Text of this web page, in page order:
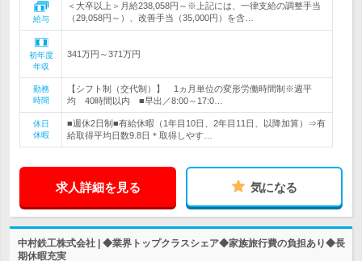
給与
＜大卒以上＞月給238,058円～※上記には、一律支給の調整手当
（29,058円～）、改善手当（35,000円）を含…
初年度
年収
341万円～371万円
勤務
時間
【シフト制（交代制）】 1ヵ月単位の変形労働時間制※週平
均 40時間以内 ■早出／8:00～17:0…
休日
休暇
■週休2日制■有給休暇（1年目10日、2年目11日、以降加算）⇒有
給取得平均日数9.8日＊取得しやす…
求人詳細を見る 気になる
中村鉄工株式会社 | ◆業界トップクラスシェア◆家族旅行費の負担あり◆長
期休暇充実